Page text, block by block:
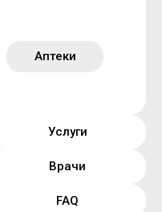
Аптеки
Услуги
Врачи
FAQ